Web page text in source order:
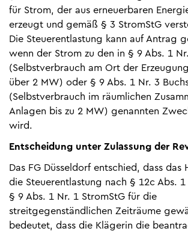
für Strom, der aus erneuerbaren
erzeugt und gemäß § 3 StromStG
Die Steuerentlastung kann auf Antrag
wenn der Strom zu den in § 9 Abs. 1
(Selbstverbrauch am Ort der
über 2 MW) oder § 9 Abs. 1 Nr. 3
(Selbstverbrauch im räumlichen
Anlagen bis zu 2 MW) genannten
wird.
Entscheidung unter Zulassung der
Das FG Düsseldorf entschied, dass das
die Steuerentlastung nach § 12c Abs. 1
§ 9 Abs. 1 Nr. 1 StromStG für die
streitgegenständlichen Zeiträume
bedeutet, dass die Klägerin die